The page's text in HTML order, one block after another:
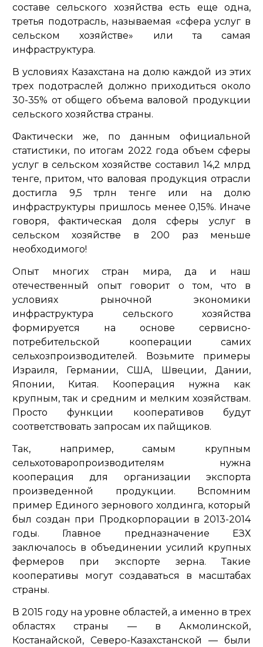
составе сельского хозяйства есть еще одна,
третья подотрасль, называемая «сфера услуг в
сельском хозяйстве» или та самая
инфраструктура.
В условиях Казахстана на долю каждой из этих
трех подотраслей должно приходиться около
30-35% от общего объема валовой продукции
сельского хозяйства страны.
Фактически же, по данным официальной
статистики, по итогам 2022 года объем сферы
услуг в сельском хозяйстве составил 14,2 млрд
тенге, притом, что валовая продукция отрасли
достигла 9,5 трлн тенге или на долю
инфраструктуры пришлось менее 0,15%. Иначе
говоря, фактическая доля сферы услуг в
сельском хозяйстве в 200 раз меньше
необходимого!
Опыт многих стран мира, да и наш
отечественный опыт говорит о том, что в
условиях рыночной экономики
инфраструктура сельского хозяйства
формируется на основе сервисно-
потребительской кооперации самих
сельхозпроизводителей. Возьмите примеры
Израиля, Германии, США, Швеции, Дании,
Японии, Китая. Кооперация нужна как
крупным, так и средним и мелким хозяйствам.
Просто функции кооперативов будут
соответствовать запросам их пайщиков.
Так, например, самым крупным
сельхотоваропроизводителям нужна
кооперация для организации экспорта
произведенной продукции. Вспомним
пример Единого зернового холдинга, который
был создан при Продкорпорации в 2013-2014
годы. Главное предназначение ЕЗХ
заключалось в объединении усилий крупных
фермеров при экспорте зерна. Такие
кооперативы могут создаваться в масштабах
страны.
В 2015 году на уровне областей, а именно в трех
областях страны — в Акмолинской,
Костанайской, Северо-Казахстанской — были